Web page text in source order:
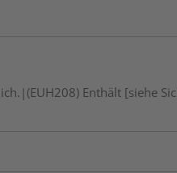
Enthält [siehe